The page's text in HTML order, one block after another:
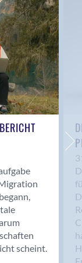
scheint.